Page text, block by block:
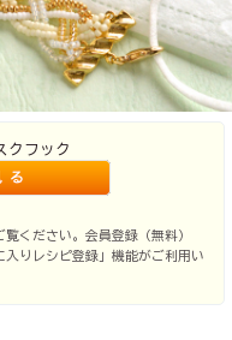
クフック
ください。会員登録（無料）
りレシピ登録」機能がご利用い